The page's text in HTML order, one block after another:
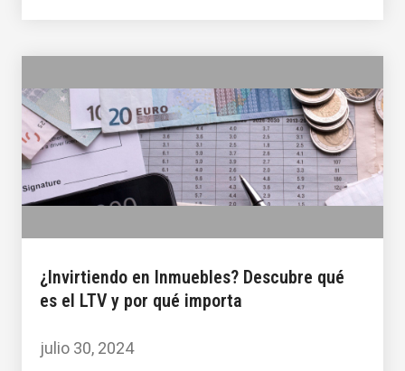
¿Invirtiendo en Inmuebles? Descubre qué
es el LTV y por qué importa
julio 30, 2024